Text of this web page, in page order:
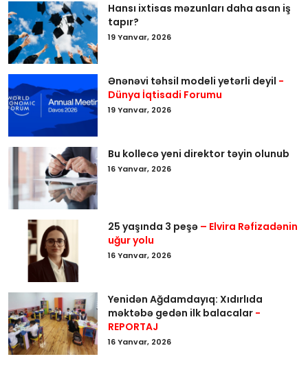
Hansı ixtisas məzunları daha asan iş
tapır?
19 Yanvar, 2026
Ənənəvi təhsil modeli yetərli deyil -
Dünya İqtisadi Forumu
19 Yanvar, 2026
Bu kollecə yeni direktor təyin olunub
16 Yanvar, 2026
25 yaşında 3 peşə – Elvira Rəfizadənin
uğur yolu
16 Yanvar, 2026
Yenidən Ağdamdayıq: Xıdırlıda
məktəbə gedən ilk balacalar -
REPORTAJ
16 Yanvar, 2026